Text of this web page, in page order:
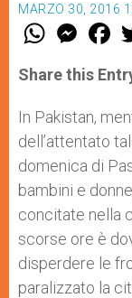
MARZO 30, 2016
W
t
s
p
p
M
e
s
e
g
e
r
F
a
e
b
o
k
Share this
In Pakistan,
dell’attentato
domenica di
bambini e
concitate nella
scorse ore è
disperdere le
paralizzato la